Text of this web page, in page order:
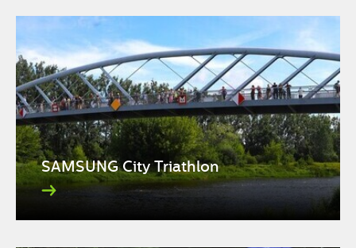
SAMSUNG City Triathlon